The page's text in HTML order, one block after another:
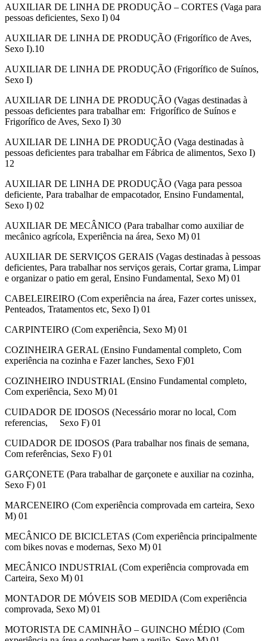
AUXILIAR DE LINHA DE PRODUÇÃO – CORTES (Vaga para
pessoas deficientes, Sexo I) 04
AUXILIAR DE LINHA DE PRODUÇÃO (Frigorífico de Aves,
Sexo I).10
AUXILIAR DE LINHA DE PRODUÇÃO (Frigorífico de Suínos,
Sexo I)
AUXILIAR DE LINHA DE PRODUÇÃO (Vagas destinadas à
pessoas deficientes para trabalhar em: Frigorífico de Suínos e
Frigorífico de Aves, Sexo I) 30
AUXILIAR DE LINHA DE PRODUÇÃO (Vaga destinadas à
pessoas deficientes para trabalhar em Fábrica de alimentos, Sexo I)
12
AUXILIAR DE LINHA DE PRODUÇÃO (Vaga para pessoa
deficiente, Para trabalhar de empacotador, Ensino Fundamental,
Sexo I) 02
AUXILIAR DE MECÂNICO (Para trabalhar como auxiliar de
mecânico agrícola, Experiência na área, Sexo M) 01
AUXILIAR DE SERVIÇOS GERAIS (Vagas destinadas à pessoas
deficientes, Para trabalhar nos serviços gerais, Cortar grama, Limpar
e organizar o patio em geral, Ensino Fundamental, Sexo M) 01
CABELEIREIRO (Com experiência na área, Fazer cortes unissex,
Penteados, Tratamentos etc, Sexo I) 01
CARPINTEIRO (Com experiência, Sexo M) 01
COZINHEIRA GERAL (Ensino Fundamental completo, Com
experiência na cozinha e Fazer lanches, Sexo F)01
COZINHEIRO INDUSTRIAL (Ensino Fundamental completo,
Com experiência, Sexo M) 01
CUIDADOR DE IDOSOS (Necessário morar no local, Com
referencias, Sexo F) 01
CUIDADOR DE IDOSOS (Para trabalhar nos finais de semana,
Com referências, Sexo F) 01
GARÇONETE (Para trabalhar de garçonete e auxiliar na cozinha,
Sexo F) 01
MARCENEIRO (Com experiência comprovada em carteira, Sexo
M) 01
MECÂNICO DE BICICLETAS (Com experiência principalmente
com bikes novas e modernas, Sexo M) 01
MECÂNICO INDUSTRIAL (Com experiência comprovada em
Carteira, Sexo M) 01
MONTADOR DE MÓVEIS SOB MEDIDA (Com experiência
comprovada, Sexo M) 01
MOTORISTA DE CAMINHÃO – GUINCHO MÉDIO (Com